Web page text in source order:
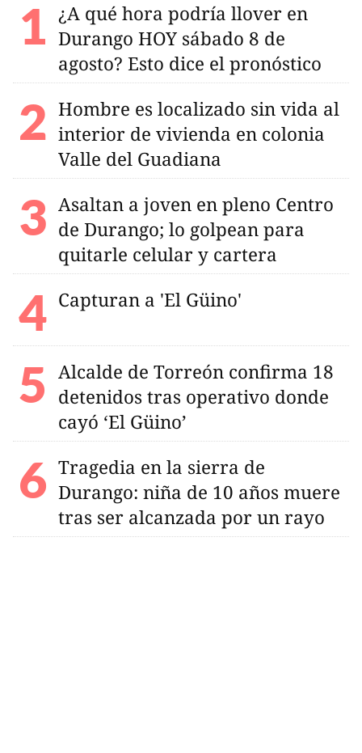
¿A qué hora podría llover en
Durango HOY sábado 8 de
agosto? Esto dice el pronóstico
Hombre es localizado sin vida al
interior de vivienda en colonia
Valle del Guadiana
Asaltan a joven en pleno Centro
de Durango; lo golpean para
quitarle celular y cartera
Capturan a 'El Güino'
Alcalde de Torreón confirma 18
detenidos tras operativo donde
cayó ‘El Güino’
Tragedia en la sierra de
Durango: niña de 10 años muere
tras ser alcanzada por un rayo